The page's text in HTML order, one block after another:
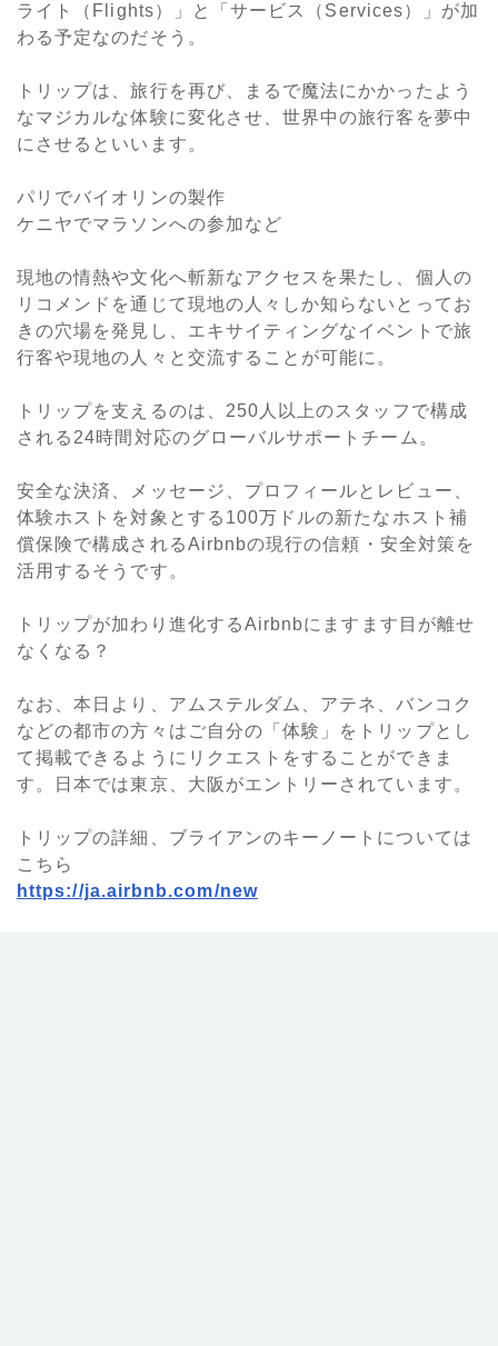
ライト（Flights）」と「サービス（Services）」が加
わる予定なのだそう。
トリップは、旅行を再び、まるで魔法にかかったよう
なマジカルな体験に変化させ、世界中の旅行客を夢中
にさせるといいます。
パリでバイオリンの製作
ケニヤでマラソンへの参加など
現地の情熱や文化へ斬新なアクセスを果たし、個人の
リコメンドを通じて現地の人々しか知らないとってお
きの穴場を発見し、エキサイティングなイベントで旅
行客や現地の人々と交流することが可能に。
トリップを支えるのは、250人以上のスタッフで構成
される24時間対応のグローバルサポートチーム。
安全な決済、メッセージ、プロフィールとレビュー、
体験ホストを対象とする100万ドルの新たなホスト補
償保険で構成されるAirbnbの現行の信頼・安全対策を
活用するそうです。
トリップが加わり進化するAirbnbにますます目が離せ
なくなる？
なお、本日より、アムステルダム、アテネ、バンコク
などの都市の方々はご自分の「体験」をトリップとし
て掲載できるようにリクエストをすることができま
す。日本では東京、大阪がエントリーされています。
トリップの詳細、ブライアンのキーノートについては
こちら
https://ja.airbnb.com/new